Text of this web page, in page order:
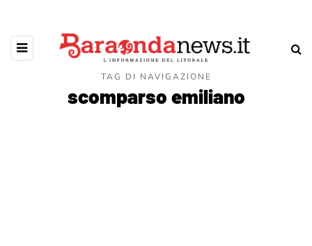
TAG DI NAVIGAZIONE
scomparso emiliano